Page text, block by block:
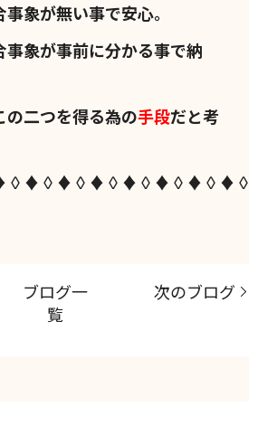
事象が無い事で安心。
事象が事前に分かる事で納
の二つを得る為の手段だと考
ブログ一
覧
次のブログ